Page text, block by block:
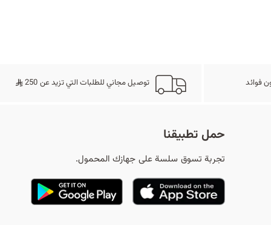
ث فوائد توصيل مجاني للطلبات التي تزيد عن 250
حمل تطبيقنا
تجربة تسوق سلسة على جهازك المحمول.